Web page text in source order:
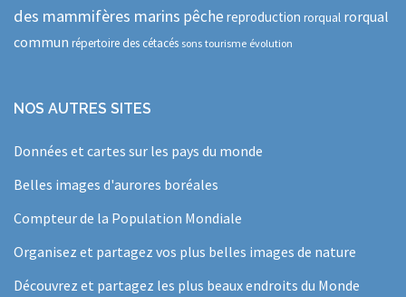
des mammifères marins pêche reproduction rorqual rorqual
commun répertoire des cétacés sons tourisme évolution
NOS AUTRES SITES
Données et cartes sur les pays du monde
Belles images d'aurores boréales
Compteur de la Population Mondiale
Organisez et partagez vos plus belles images de nature
Découvrez et partagez les plus beaux endroits du Monde